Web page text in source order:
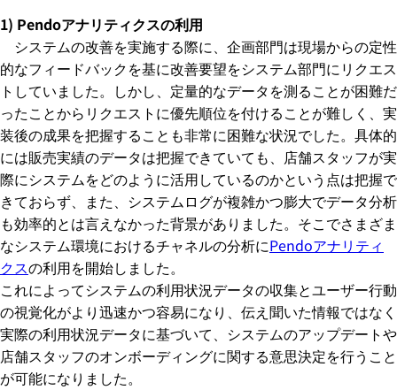
1) Pendoアナリティクスの利用
システムの改善を実施する際に、企画部門は現場からの定性
的なフィードバックを基に改善要望をシステム部門にリクエス
トしていました。しかし、定量的なデータを測ることが困難だ
ったことからリクエストに優先順位を付けることが難しく、実
装後の成果を把握することも非常に困難な状況でした。具体的
には販売実績のデータは把握できていても、店舗スタッフが実
際にシステムをどのように活用しているのかという点は把握で
きておらず、また、システムログが複雑かつ膨大でデータ分析
も効率的とは言えなかった背景がありました。そこでさまざま
なシステム環境におけるチャネルの分析にPendoアナリティ
クスの利用を開始しました。
これによってシステムの利用状況データの収集とユーザー行動
の視覚化がより迅速かつ容易になり、伝え聞いた情報ではなく
実際の利用状況データに基づいて、システムのアップデートや
店舗スタッフのオンボーディングに関する意思決定を行うこと
が可能になりました。